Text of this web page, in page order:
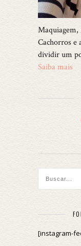
Maquiagem,
Cachorros e
dividir um
Saiba mais
[instagram-